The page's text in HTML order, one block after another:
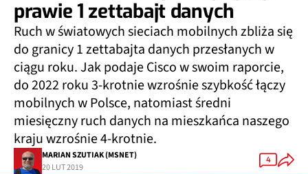
prawie 1 zettabajt danych
Ruch w światowych sieciach mobilnych zbliża się
do granicy 1 zettabajta danych przesłanych w
ciągu roku. Jak podaje Cisco w swoim raporcie,
do 2022 roku 3-krotnie wzrośnie szybkość łączy
mobilnych w Polsce, natomiast średni
miesięczny ruch danych na mieszkańca naszego
kraju wzrośnie 4-krotnie.
MARIAN SZUTIAK (MSNET)
20 LUT 2019
4